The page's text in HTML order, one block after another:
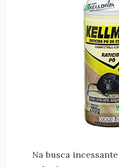
Na busca